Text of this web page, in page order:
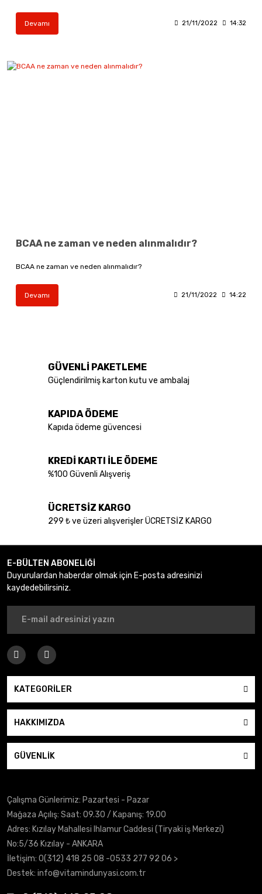
Devamı 21/11/2022 14:32
BCAA ne zaman ve neden alınmalıdır?
BCAA ne zaman ve neden alınmalıdır?
Devamı 21/11/2022 14:22
GÜVENLİ PAKETLEME
Güçlendirilmiş karton kutu ve ambalaj
KAPIDA ÖDEME
Kapıda ödeme güvencesi
KREDİ KARTI İLE ÖDEME
%100 Güvenli Alışveriş
ÜCRETSİZ KARGO
299 ₺ ve üzeri alışverişler ÜCRETSİZ KARGO
E-BÜLTEN ABONELİĞİ
Duyurulardan haberdar olmak için E-posta adresinizi
kaydedebilirsiniz.
KATEGORİLER
HAKKIMIZDA
GÜVENLİK
Çalışma Günlerimiz: Pazartesi - Pazar
Mağaza Açılış: Saat: 09.30 / Kapanış: 19.00
Adres: Kızılay Mahallesi Ihlamur Caddesi (Tiryaki iş Merkezi)
No:5/36 Kızılay - ANKARA
İletişim: 0(312) 418 25 08 -0533 277 92 06 >
Destek: info@vitamindunyasi.com.tr